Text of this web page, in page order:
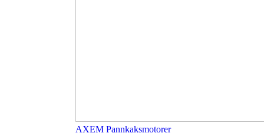
AXEM Pannkaksmotorer